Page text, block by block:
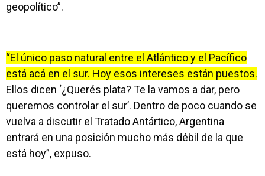
geopolítico”.
“El único paso natural entre el Atlántico y el Pacífico
está acá en el sur. Hoy esos intereses están puestos.
Ellos dicen ‘¿Querés plata? Te la vamos a dar, pero
queremos controlar el sur’. Dentro de poco cuando se
vuelva a discutir el Tratado Antártico, Argentina
entrará en una posición mucho más débil de la que
está hoy”, expuso.